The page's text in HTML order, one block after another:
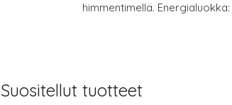
himmentimellä. Energialuokka:
Suositellut tuotteet